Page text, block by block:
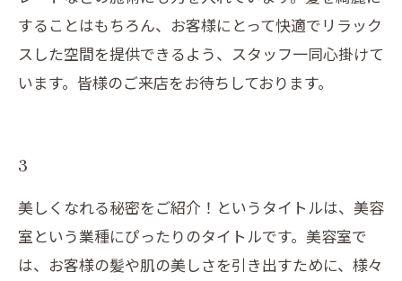
することはもちろん、お客様にとって快適でリラック
スした空間を提供できるよう、スタッフ一同心掛けて
います。皆様のご来店をお待ちしております。
3
美しくなれる秘密をご紹介！というタイトルは、美容
室という業種にぴったりのタイトルです。美容室で
は、お客様の髪や肌の美しさを引き出すために、様々